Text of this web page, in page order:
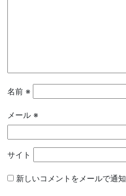
名前 ※
メール ※
サイト
新しいコメントをメールで通知